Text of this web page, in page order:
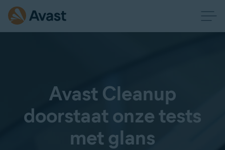
Avast Cleanup
doorstaat onze tests
met glans